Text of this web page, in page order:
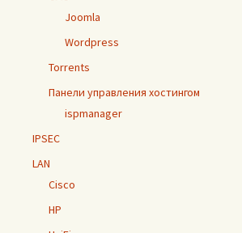
Joomla
Wordpress
Torrents
Панели управления хостингом
ispmanager
IPSEC
LAN
Cisco
HP